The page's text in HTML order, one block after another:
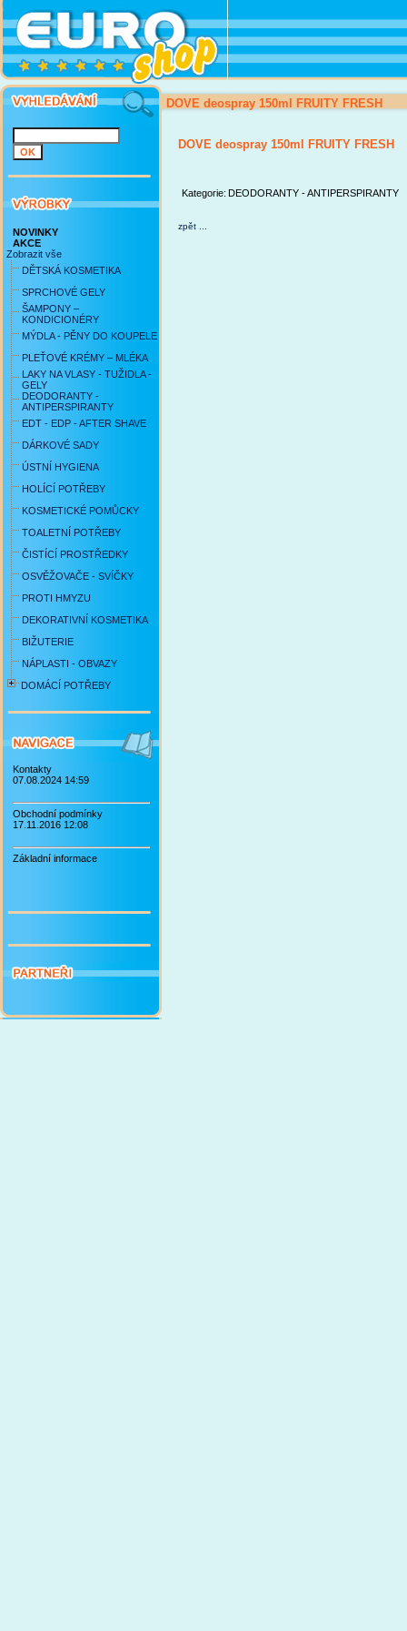
NOVINKY
AKCE
Zobrazit vše
DĚTSKÁ KOSMETIKA
SPRCHOVÉ GELY
ŠAMPONY –
KONDICIONÉRY
MÝDLA - PĚNY DO KOUPELE
PLEŤOVÉ KRÉMY – MLÉKA
LAKY NA VLASY - TUŽIDLA -
GELY
DEODORANTY -
ANTIPERSPIRANTY
EDT - EDP - AFTER SHAVE
DÁRKOVÉ SADY
ÚSTNÍ HYGIENA
HOLÍCÍ POTŘEBY
KOSMETICKÉ POMŮCKY
TOALETNÍ POTŘEBY
ČISTÍCÍ PROSTŘEDKY
OSVĚŽOVAČE - SVÍČKY
PROTI HMYZU
DEKORATIVNÍ KOSMETIKA
BIŽUTERIE
NÁPLASTI - OBVAZY
DOMÁCÍ POTŘEBY
Kontakty
07.08.2024 14:59
Obchodní podmínky
17.11.2016 12:08
Základní informace
DOVE deospray 150ml FRUITY FRESH
DOVE deospray 150ml FRUITY FRESH
Kategorie: DEODORANTY - ANTIPERSPIRANTY
zpět ...